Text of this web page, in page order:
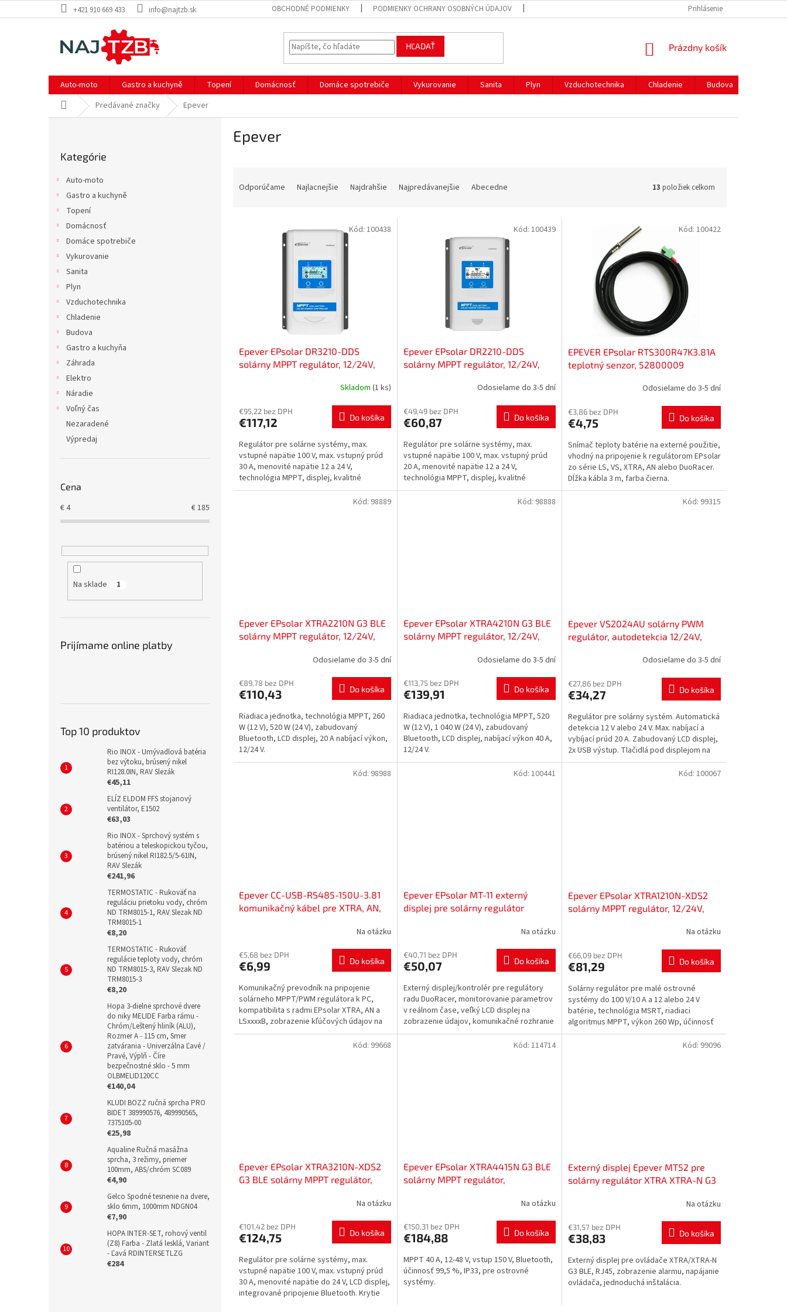
na
+421 910 669 433 info@najtzb.sk OBCHODNÉ PODMIENKY PODMIENKY OCHRANY OSOBNÝCH ÚDAJOV PREPRAVA A PLATBYPrihlásenie
HĽADAŤ
NÁKUPNÝ
Prázdny košík
Auto-moto Gastro a kuchyně Topení Domácnosť Domáce spotrebiče Vykurovanie Sanita Plyn Vzduchotechnika Chladenie Budova
DomovPredávané značky Epever
kategórie
Kategórie
Auto-moto
Gastro a kuchyně
Topení
Domácnosť
Domáce spotrebiče
Vykurovanie
Sanita
Plyn
Vzduchotechnika
Chladenie
Budova
Gastro a kuchyňa
Záhrada
Elektro
Náradie
Voľný čas
Nezaradené
Výpredaj
Cena
€4 €185
Na sklade 1
Prijímame online platby
Top 10 produktov
Rio INOX - Umývadlová batéria
bez výtoku, brúsený nikel
RI128.0IN, RAV Slezák
€45,11
ELÍZ ELDOM FFS stojanový
ventilátor, E1502
€63,03
Rio INOX - Sprchový systém s
batériou a teleskopickou tyčou,
brúsený nikel RI182.5/5-61IN,
RAV Slezák
€241,96
TERMOSTATIC - Rukoväť na
reguláciu prietoku vody, chróm
ND TRM8015-1, RAV Slezak ND
TRM8015-1
€8,20
TERMOSTATIC - Rukoväť
regulácie teploty vody, chróm
ND TRM8015-3, RAV Slezak ND
TRM8015-3
€8,20
Hopa 3-dielne sprchové dvere
do niky MELIDE Farba rámu -
Chróm/Leštený hliník (ALU),
Rozmer A - 115 cm, Smer
zatvárania - Univerzálna Ľavé /
Pravé, Výplň - Číre
bezpečnostné sklo - 5 mm
OLBMELID120CC
€140,04
KLUDI BOZZ ručná sprcha PRO
BIDET 389990576, 489990565,
7375105-00
€25,98
Aqualine Ručná masážna
sprcha, 3 režimy, priemer
100mm, ABS/chróm SC089
€4,90
Gelco Spodné tesnenie na dvere,
sklo 6mm, 1000mm NDGN04
€7,90
HOPA INTER-SET, rohový ventil
(Z8) Farba - Zlatá lesklá, Variant
- Ľavá RDINTERSETLZG
€284
Epever
Odporúčame Najlacnejšie Najdrahšie Najpredávanejšie Abecedne 13 položiek celkom
Epever EPsolar DR3210-DDS
solárny MPPT regulátor, 12/24V,
Skladom (1 ks)
€95,22 bez DPH
€117,12 Do košíka
Regulátor pre solárne systémy, max.
vstupné napätie 100 V, max. vstupný prúd
30 A, menovité napätie 12 a 24 V,
technológia MPPT, displej, kvalitné
komponenty pre dlhú životnosť.
Kód: 100438
Epever EPsolar DR2210-DDS
solárny MPPT regulátor, 12/24V,
Odosielame do 3-5 dní
€49,49 bez DPH
€60,87 Do košíka
Regulátor pre solárne systémy, max.
vstupné napätie 100 V, max. vstupný prúd
20 A, menovité napätie 12 a 24 V,
technológia MPPT, displej, kvalitné
komponenty pre dlhú životnosť.
Kód: 100439
EPEVER EPsolar RTS300R47K3.81A
teplotný senzor, 52800009
Odosielame do 3-5 dní
€3,86 bez DPH
€4,75 Do košíka
Snímač teploty batérie na externé použitie,
vhodný na pripojenie k regulátorom EPsolar
zo série LS, VS, XTRA, AN alebo DuoRacer.
Dĺžka kábla 3 m, farba čierna.
Kód: 100422
Epever EPsolar XTRA2210N G3 BLE
solárny MPPT regulátor, 12/24V,
Odosielame do 3-5 dní
€89,78 bez DPH
€110,43 Do košíka
Riadiaca jednotka, technológia MPPT, 260
W (12 V), 520 W (24 V), zabudovaný
Bluetooth, LCD displej, 20 A nabíjací výkon,
12/24 V.
Kód: 98889
Epever EPsolar XTRA4210N G3 BLE
solárny MPPT regulátor, 12/24V,
Odosielame do 3-5 dní
€113,75 bez DPH
€139,91 Do košíka
Riadiaca jednotka, technológia MPPT, 520
W (12 V), 1 040 W (24 V), zabudovaný
Bluetooth, LCD displej, nabíjací výkon 40 A,
12/24 V.
Kód: 98888
Epever VS2024AU solárny PWM
regulátor, autodetekcia 12/24V,
Odosielame do 3-5 dní
€27,86 bez DPH
€34,27 Do košíka
Regulátor pre solárny systém. Automatická
detekcia 12 V alebo 24 V. Max. nabíjací a
vybíjací prúd 20 A. Zabudovaný LCD displej,
2x USB výstup. Tlačidlá pod displejom na
výber...
Kód: 99315
Epever CC-USB-RS485-150U-3.81
komunikačný kábel pre XTRA, AN,
Na otázku
€5,68 bez DPH
€6,99 Do košíka
Komunikačný prevodník na pripojenie
solárneho MPPT/PWM regulátora k PC,
kompatibilita s radmi EPsolar XTRA, AN a
LSxxxxB, zobrazenie kľúčových údajov na
monitore, ukladanie...
Kód: 98988
Epever EPsolar MT-11 externý
displej pre solárny regulátor
Na otázku
€40,71 bez DPH
€50,07 Do košíka
Externý displej/kontrolér pre regulátory
radu DuoRacer, monitorovanie parametrov
v reálnom čase, veľký LCD displej na
zobrazenie údajov, komunikačné rozhranie
RS485, nevyžaduje...
Kód: 100441
Epever EPsolar XTRA1210N-XDS2
solárny MPPT regulátor, 12/24V,
Na otázku
€66,09 bez DPH
€81,29 Do košíka
Solárny regulátor pre malé ostrovné
systémy do 100 V/10 A a 12 alebo 24 V
batérie, technológia MSRT, riadiaci
algoritmus MPPT, výkon 260 Wp, účinnosť
konverzie 98 % a účinnosť...
Kód: 100067
Epever EPsolar XTRA3210N-XDS2
G3 BLE solárny MPPT regulátor,
Na otázku
€101,42 bez DPH
€124,75 Do košíka
Regulátor pre solárne systémy, max.
vstupné napätie 100 V, max. vstupný prúd
30 A, menovité napätie do 24 V, LCD displej,
integrované pripojenie Bluetooth. Krytie
Kód: 99668
Epever EPsolar XTRA4415N G3 BLE
solárny MPPT regulátor,
Na otázku
€150,31 bez DPH
€184,88 Do košíka
MPPT 40 A, 12-48 V, vstup 150 V, Bluetooth,
účinnosť 99,5 %, IP33, pre ostrovné
systémy.
Kód: 114714
Externý displej Epever MT52 pre
solárny regulátor XTRA XTRA-N G3
Na otázku
€31,57 bez DPH
€38,83 Do košíka
Externý displej pre ovládače XTRA/XTRA-N
G3 BLE, RJ45, zobrazenie alarmu, napájanie
ovládača, jednoduchá inštalácia.
Kód: 99096